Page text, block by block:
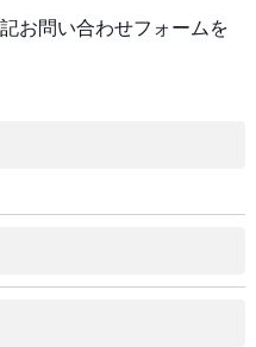
お問い合わせフォームを